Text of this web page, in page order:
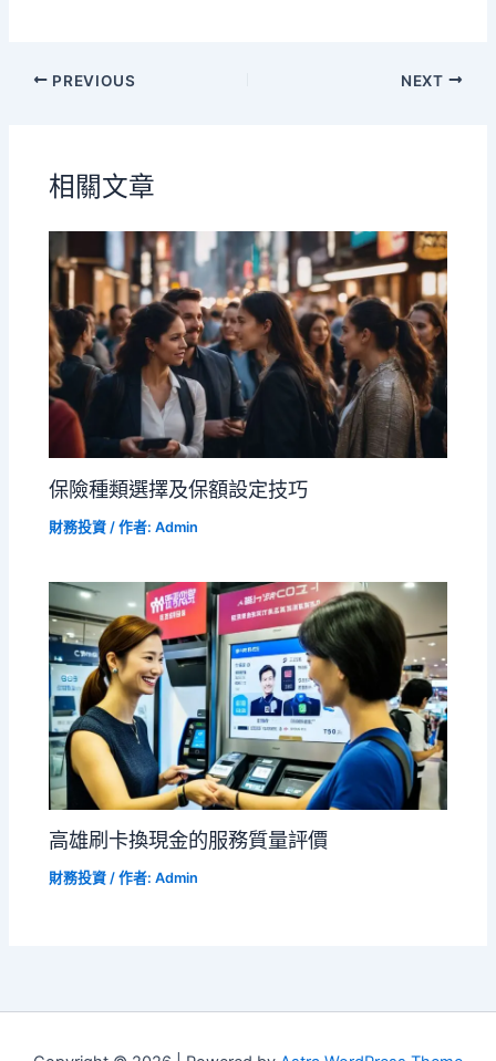
PREVIOUS NEXT
相關文章
保險種類選擇及保額設定技巧
財務投資 / 作者:Admin
高雄刷卡換現金的服務質量評價
財務投資 / 作者:Admin